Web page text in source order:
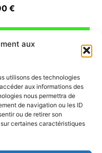
aux
utilisons des technologies
aux informations des
nous permettra de
de navigation ou les ID
ou de retirer son
certaines caractéristiques
€